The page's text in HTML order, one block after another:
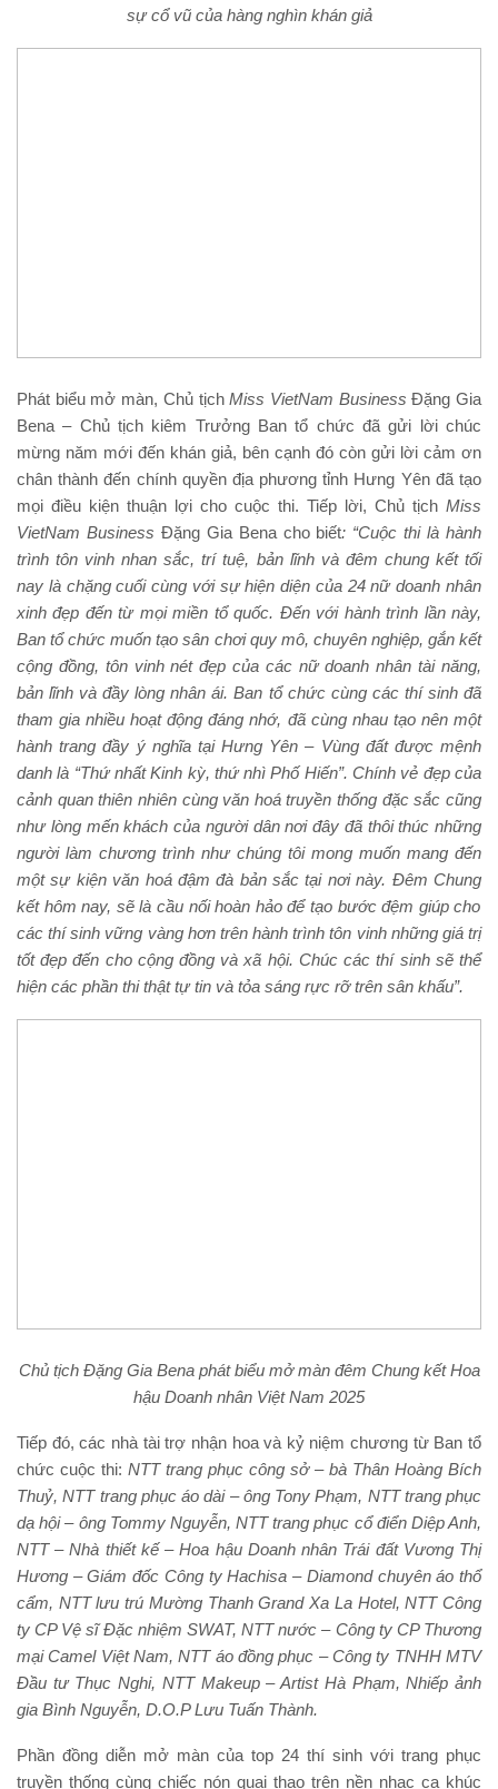
sự cổ vũ của hàng nghìn khán giả
Phát biểu mở màn, Chủ tịchMiss VietNam Business Đặng Gia
Bena – Chủ tịch kiêm Trưởng Ban tổ chức đã gửi lời chúc
mừng năm mới đến khán giả, bên cạnh đó còn gửi lời cảm ơn
chân thành đến chính quyền địa phương tỉnh Hưng Yên đã tạo
mọi điều kiện thuận lợi cho cuộc thi. Tiếp lời, Chủ tịch Miss
VietNam Business Đặng Gia Bena cho biết: “Cuộc thi là hành
trình tôn vinh nhan sắc, trí tuệ, bản lĩnh và đêm chung kết tối
nay là chặng cuối cùng với sự hiện diện của 24nữ doanh nhân
xinh đẹp đến từ mọi miền tổ quốc. Đến với hành trình lần này,
Ban tổ chức muốn tạo sân chơi quy mô, chuyên nghiệp, gắn kết
cộng đồng, tôn vinh nét đẹp của các nữ doanh nhân tài năng,
bản lĩnh và đầy lòng nhân ái. Ban tổ chức cùng các thí sinh đã
tham gia nhiều hoạt động đáng nhớ, đã cùng nhau tạo nên một
hành trangđầy ý nghĩa tạiHưng Yên – Vùng đất được mệnh
danh là “Thứ nhấtKinh kỳ, thứ nhì Phố Hiến”. Chính vẻ đẹp của
cảnh quan thiên nhiêncùng văn hoá truyền thống đặc sắc cũng
như lòng mến khách của người dân nơi đây đã thôi thúc những
người làm chương trình như chúng tôi mong muốn mang đến
một sự kiện văn hoá đậm đà bản sắc tại nơi này. ĐêmChung
kết hôm nay, sẽ là cầu nối hoàn hảo để tạo bước đệm giúp cho
các thí sinh vững vàng hơn trên hành trình tôn vinh những giá trị
tốt đẹp đến cho cộng đồng và xã hội. Chúc các thí sinh sẽ thể
hiện các phần thi thật tự tin và tỏa sáng rực rỡ trên sân khấu”.
Chủ tịch Đặng Gia Bena phát biểu mở màn đêm Chung kết Hoa
hậu Doanh nhân Việt Nam 2025
Tiếp đó, các nhà tài trợ nhận hoa và kỷ niệm chương từ Ban tổ
chức cuộc thi: NTT trang phục công sở – bà Thân Hoàng Bích
Thuỷ,NTT trang phục áo dài – ông Tony Phạm, NTT trang phục
dạ hội – ông Tommy Nguyễn, NTT trang phục cổ điển Diệp Anh,
NTT – Nhà thiết kế – Hoa hậu Doanh nhân Trái đất Vương Thị
Hương – Giám đốc Công ty Hachisa – Diamond chuyên áo thổ
cẩm, NTT lưu trú Mường Thanh Grand Xa La Hotel,NTT Công
ty CP Vệ sĩ Đặc nhiệm SWAT, NTT nước – Công ty CP Thương
mại Camel Việt Nam, NTT áo đồng phục – Công ty TNHH MTV
Đầu tư Thục Nghi, NTT Makeup – Artist Hà Phạm, Nhiếp ảnh
gia Bình Nguyễn, D.O.P Lưu Tuấn Thành.
Phần đồng diễn mở màn của top 24 thí sinh với trang phục
truyền thống cùng chiếc nón quai thao trên nền nhạc ca khúc